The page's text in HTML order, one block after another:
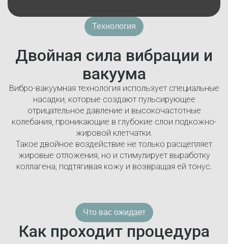
Технология
Двойная сила вибрации и
вакуума
Вибро-вакуумная технология использует специальные
насадки, которые создают пульсирующее
отрицательное давление и высокочастотные
колебания, проникающие в глубокие слои подкожно-
жировой клетчатки.
Такое двойное воздействие не только расщепляет
жировые отложения, но и стимулирует выработку
коллагена, подтягивая кожу и возвращая ей тонус.
Что вас ожидает
Как проходит процедура